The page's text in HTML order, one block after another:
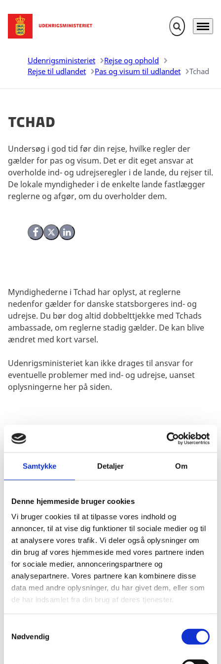
Samtykke Detaljer Om
Denne hjemmeside bruger cookies
Vi bruger cookies til at tilpasse vores indhold og
annoncer, til at vise dig funktioner til sociale medier og til
at analysere vores trafik. Vi deler også oplysninger om
din brug af vores hjemmeside med vores partnere inden
for sociale medier, annonceringspartnere og
analysepartnere. Vores partnere kan kombinere disse
data med andre oplysninger, du har givet dem, eller som
de har indsamlet fra din brug af deres tjenester.
Nødvendig
Gå til forsiden Fold søgefelt
Menu
Udenrigsministeriet
Rejse og ophold
Rejse til udlandet
Pas og visum til udlandet Tchad
Tchad
Del på Facebook
Del på X (Twitter)
Del på LinkedIn
Undersøg i god tid før din rejse, hvilke regler der
gælder for pas og visum. Det er dit eget ansvar at
overholde ind- og udrejseregler i de lande, du rejser til.
De lokale myndigheder i de enkelte lande fastlægger
reglerne og afgør, om du overholder dem.
Myndighederne i Tchad har oplyst, at reglerne
nedenfor gælder for danske statsborgeres ind- og
udrejse. Du bør dog altid dobbelttjekke med Tchads
ambassade, om reglerne stadig gælder. De kan blive
ændret med kort varsel.
Udenrigsministeriet kan ikke drages til ansvar for
eventuelle problemer med ind- og udrejse, uanset
oplysningerne her på siden.
Visum
Visumpligt. Du kan søge om visum hos Tchads
ambassade.
Pas skal være gyldigt under opholdet.
Passet må ikke være beskadiget.
Danske forlængede pas anerkendes ved ind- og
udrejse.
Danske nødpas (provisoriske pas) anerkendes ved
ind- og udrejse.
EU-nødpas: Ingen information.
rejsen anerkender et dansk nødpas eller et EU-
nødpas. Kontakt transitlandets ambassade.
Visse viseringer og stempler i dit pas kan medføre,